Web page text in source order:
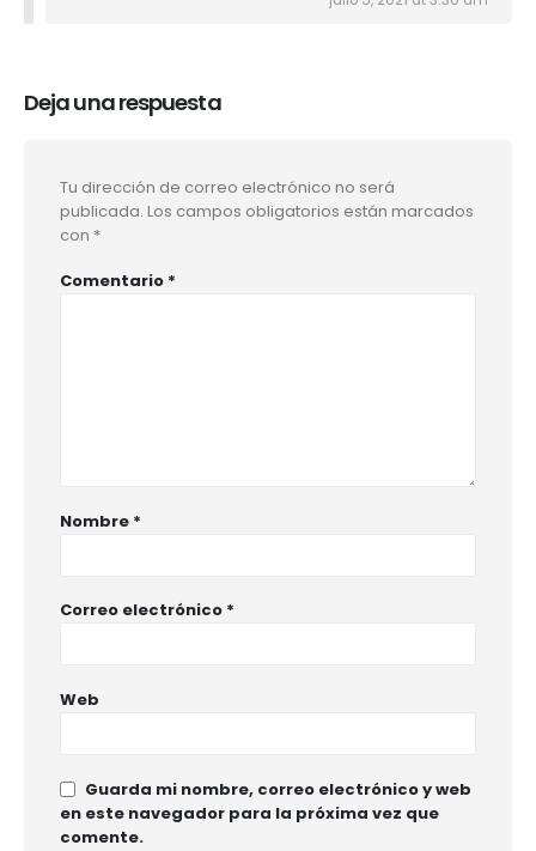
Deja una respuesta
Tu dirección de correo electrónico no será
publicada. Los campos obligatorios están marcados
con *
Comentario *
Nombre *
Correo electrónico *
Web
Guarda mi nombre, correo electrónico y web
en este navegador para la próxima vez que
comente.